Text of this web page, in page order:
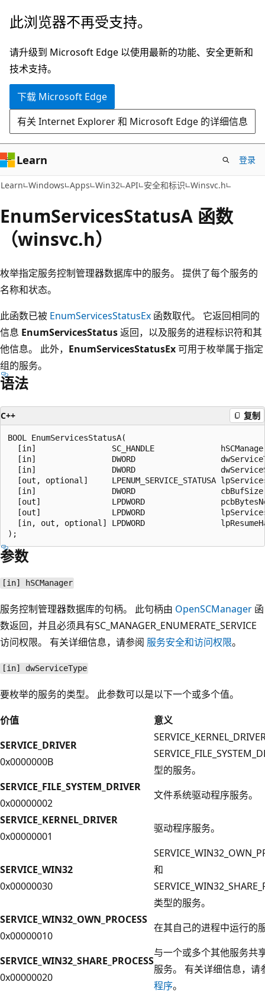
跳
主
要
内
此浏览器不再受支持。
请升级到 Microsoft Edge 以使用最新的功能、安全更新和
技术支持。
下载 Microsoft Edge
有关 Internet Explorer 和 Microsoft Edge 的详细信息
Learn 登录
Learn Windows Apps Win32 API 安全和标识 Winsvc.h
EnumServicesStatusA 函数
（winsvc.h）
枚举指定服务控制管理器数据库中的服务。 提供了每个服务的
名称和状态。
此函数已被 EnumServicesStatusEx 函数取代。 它返回相同的
信息 EnumServicesStatus返回，以及服务的进程标识符和其
他信息。 此外， EnumServicesStatusEx可用于枚举属于指定
组的服务。
语法
C++ 复制
BOOL EnumServicesStatusA(
[in]                SC_HANDLE
[in]                DWORD
[in]                DWORD
[out, optional]     LPENUM_SERVICE_STATUSA
[in]                DWORD
[out]               LPDWORD
[out]               LPDWORD
[in, out, optional] LPDWORD
参数
[in] hSCManager
服务控制管理器数据库的句柄。 此句柄由 OpenSCManager 函
数返回，并且必须具有SC_MANAGER_ENUMERATE_SERVICE
访问权限。 有关详细信息，请参阅 服务安全和访问权限。
[in] dwServiceType
要枚举的服务的类型。 此参数可以是以下一个或多个值。
价值
意义
SERVICE_DRIVER
0x0000000B
型的服务。
SERVICE_FILE_SYSTEM_DRIVER
0x00000002
文件系统驱动程序服务。
SERVICE_KERNEL_DRIVER
0x00000001
驱动程序服务。
SERVICE_WIN32
0x00000030
和
类型的服务。
SERVICE_WIN32_OWN_PROCESS
0x00000010
在其自己的进程中运行的
SERVICE_WIN32_SHARE_PROCESS
0x00000020
与一个或多个其他服务共
服务。 有关详细信息，请
程序。